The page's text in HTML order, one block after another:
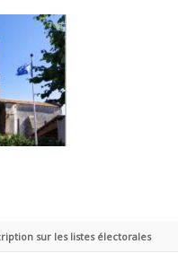
sur les listes électorales